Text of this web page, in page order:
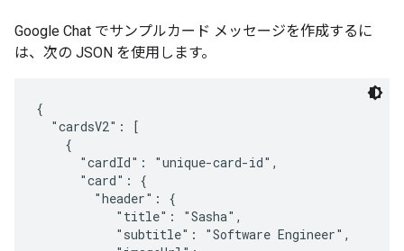
Google Chat でサンプルカード メッセージを作成するに
は、次の JSON を使用します。
{
  "cardsV2": [
    {
      "cardId": "unique-card-id",
      "card": {
        "header": {
           "title": "Sasha",
           "subtitle": "Software Engineer",